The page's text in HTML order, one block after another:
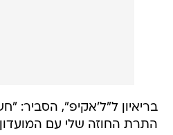
בריאיון ל"ל'אקיפ", הסביר:
התרת החוזה שלי עם